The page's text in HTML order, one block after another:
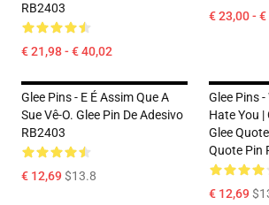
RB2403
€ 21,98 - € 40,02
€ 23,00 -
Glee Pins - E É Assim Que A
Sue Vê-O. Glee Pin De Adesivo
RB2403
€ 12,69$13.8
Glee Pins -
Hate You |
Glee
Quote Pin
€ 12,69